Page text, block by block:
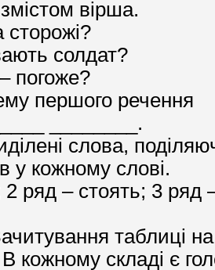
вірша.
сторожі?
солдат?
погоже?
першого речення
________.
слова,
у кожному слові.
ряд – стоять; 3 ряд
таблиці
кожному складі є